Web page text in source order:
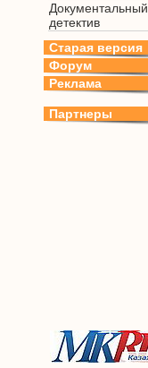
Документальный
детектив
Старая версия
Форум
Реклама
Партнеры